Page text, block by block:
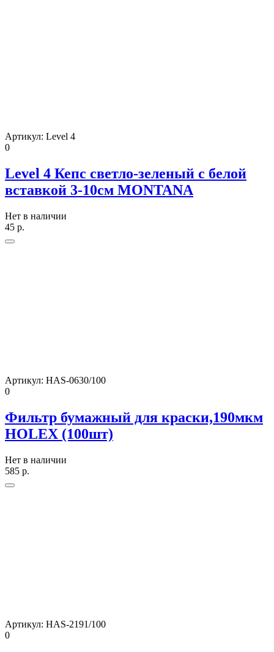
Артикул: Level 4
0
Level 4 Кепс светло-зеленый с белой
вставкой 3-10см MONTANA
Нет в наличии
45 р.
Артикул: HAS-0630/100
0
Фильтр бумажный для краски,190мкм
HOLEX (100шт)
Нет в наличии
585 р.
Артикул: HAS-2191/100
0